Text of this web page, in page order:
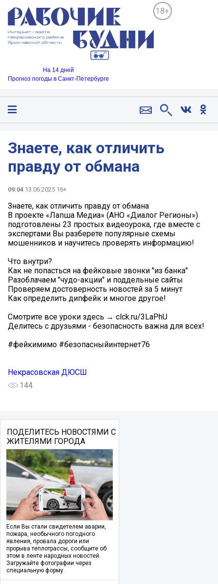
18+
На 14 дней
Прогноз погоды в Санкт-Петербурге
️Знаете, как отличить
правду от обмана
09:04 13.06.2025 16+
️Знаете, как отличить правду от обмана
В проекте «Лапша Медиа» (АНО «Диалог Регионы»)
подготовлены 23 простых видеоурока, где вместе с
экспертами Вы разберете популярные схемы
мошенников и научитесь проверять информацию!
Что внутри?
Как не попасться на фейковые звонки "из банка"
Разоблачаем "чудо-акции" и поддельные сайты
Проверяем достоверность новостей за 5 минут
Как определить дипфейк и многое другое!
Смотрите все уроки здесь → clck.ru/3LaPhU
Делитесь с друзьями - безопасность важна для всех!
#фейкимимо #безопасныйинтернет76
Некрасовская ДЮСШ
144
ПОДЕЛИТЕСЬ НОВОСТЯМИ С
ЖИТЕЛЯМИ ГОРОДА
Если Вы стали свидетелем аварии,
пожара, необычного погодного
явления, провала дороги или
прорыва теплотрассы, сообщите об
этом в ленте народных новостей.
Загружайте фотографии через
специальную форму.